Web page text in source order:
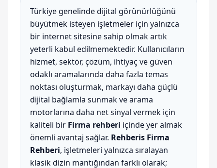
Türkiye genelinde dijital görünürlüğünü
büyütmek isteyen işletmeler için yalnızca
bir internet sitesine sahip olmak artık
yeterli kabul edilmemektedir. Kullanıcıların
hizmet, sektör, çözüm, ihtiyaç ve güven
odaklı aramalarında daha fazla temas
noktası oluşturmak, markayı daha güçlü
dijital bağlamla sunmak ve arama
motorlarına daha net sinyal vermek için
kaliteli bir Firma rehberi içinde yer almak
önemli avantaj sağlar. Rehberis Firma
Rehberi, işletmeleri yalnızca sıralayan
klasik dizin mantığından farklı olarak;